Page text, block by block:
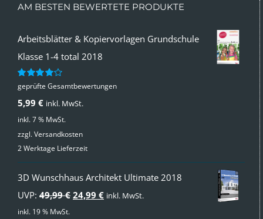
AM BESTEN BEWERTETE PRODUKTE
Arbeitsblätter & Kopiervorlagen Grundschule
Klasse 1-4 total 2018
Bewertet
von 5
geprüfte Gesamtbewertungen
5,99 € inkl. MwSt.
inkl. 7 % MwSt.
zzgl.Versandkosten
2 Werktage Lieferzeit
3D Wunschhaus Architekt Ultimate 2018
UVP: 49,99€ Ursprünglicher
24,99 €Aktueller
inkl. MwSt.
inkl. 19 % MwSt.